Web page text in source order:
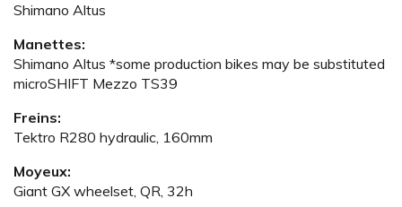
Shimano Altus
Manettes:
Shimano Altus *some production bikes may be substituted
microSHIFT Mezzo TS39
Freins:
Tektro R280 hydraulic, 160mm
Moyeux:
Giant GX wheelset, QR, 32h